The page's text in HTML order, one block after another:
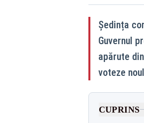
Ședința
Guvernul
apărute
voteze
CUPRINS